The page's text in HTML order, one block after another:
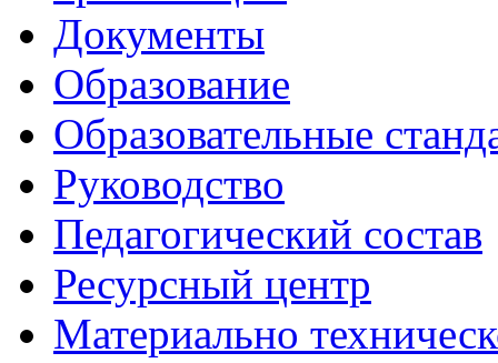
Документы
Образование
Образовательные
Руководство
Педагогический состав
Ресурсный центр
Материально